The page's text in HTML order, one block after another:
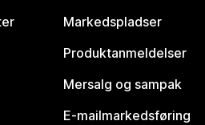
Markedspladser
Produktanmeldelser
Mersalg og sampak
E-mailmarkedsføring